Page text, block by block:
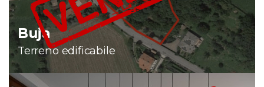
Buja
Terreno edificabile